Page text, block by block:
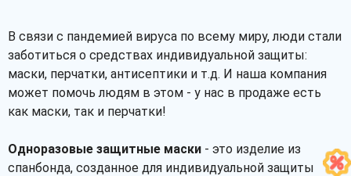
В связи с пандемией вируса по всему миру, люди стали
заботиться о средствах индивидуальной защиты:
маски, перчатки, антисептики и т.д. И наша компания
может помочь людям в этом - у нас в продаже есть
как маски, так и перчатки!
Одноразовые защитные маски - это изделие из
спанбонда, созданное для индивидуальной защиты